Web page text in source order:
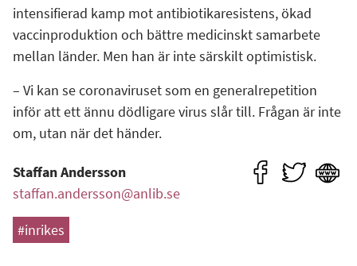
intensifierad kamp mot antibiotikaresistens, ökad
vaccinproduktion och bättre medicinskt samarbete
mellan länder. Men han är inte särskilt optimistisk.
– Vi kan se coronaviruset som en generalrepetition
inför att ett ännu dödligare virus slår till. Frågan är inte
om, utan när det händer.
Staffan Andersson
staffan.andersson@anlib.se
#inrikes